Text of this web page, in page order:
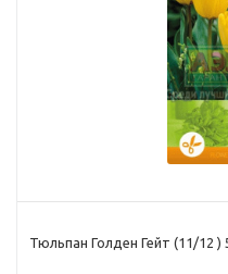
Тюльпан Голден Гейт (11/12 )